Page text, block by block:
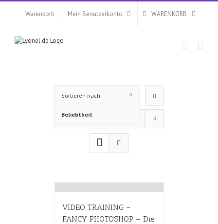
Zum
Warenkorb Mein Benutzerkonto WARENKORB
Sortieren nach
Beliebtheit
VIDEO TRAINING –
FANCY PHOTOSHOP – Die